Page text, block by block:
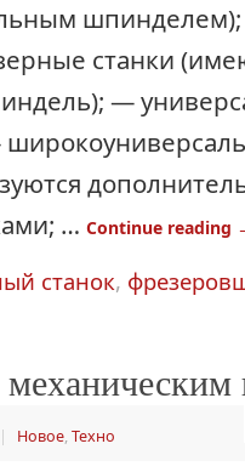
станки
—
… Continue reading
станок,
| Новое, Техно